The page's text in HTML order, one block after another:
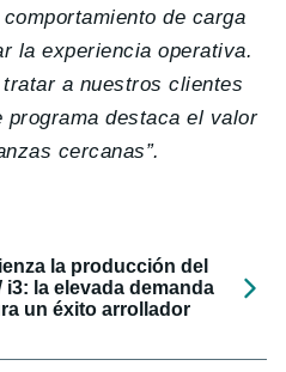
de carga
la experiencia operativa.
a nuestros clientes
destaca el valor
cercanas”.
la producción del
i3: la elevada demanda
un éxito arrollador